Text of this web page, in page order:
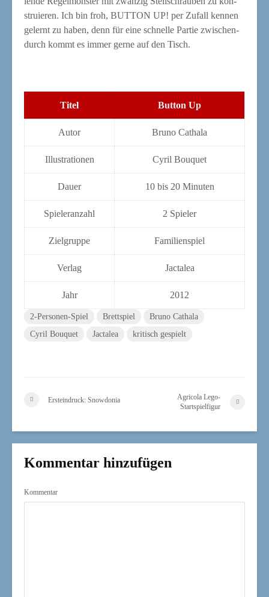
stru­ie­ren. Ich bin froh, BUTTON UP! per Zufall ken­nen
gelernt zu haben, denn für eine schnel­le Par­tie zwi­schen­
durch kommt es immer ger­ne auf den Tisch.
Titel But­ton Up
Autor Bru­no Cathala
Illus­tra­tio­nen Cyril Bou­quet
Dau­er 10 bis 20 Minuten
Spie­ler­an­zahl 2 Spie­ler
Ziel­grup­pe Fami­li­en­spiel
Ver­lag Jac­ta­lea
Jahr 2012
2-Personen-Spiel Brettspiel
Bruno Cathala
Cyril Bouquet
Jactalea kritisch gespielt
Ersteindruck: Snowdonia
Agricola Lego-
Startspielfigur
Kommentar hinzufügen
Kommentar